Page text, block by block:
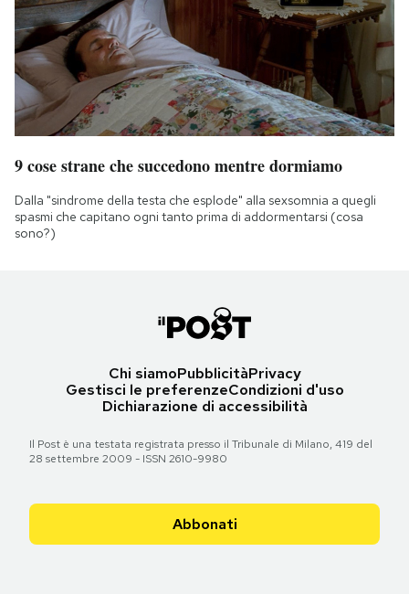
9 cose strane che succedono mentre dormiamo
Dalla "sindrome della testa che esplode" alla sexsomnia a quegli
spasmi che capitano ogni tanto prima di addormentarsi (cosa
sono?)
Chi siamoPubblicitàPrivacy
Gestisci le preferenzeCondizioni d'uso
Dichiarazione di accessibilità
Il Post è una testata registrata presso il Tribunale di Milano, 419 del
28 settembre 2009 - ISSN 2610-9980
Abbonati